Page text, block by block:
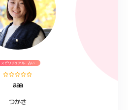
スピリチュアル・占い
aaa
つかさ